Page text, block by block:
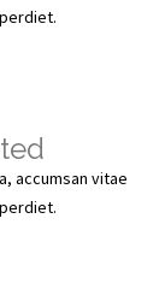
accumsan vitae